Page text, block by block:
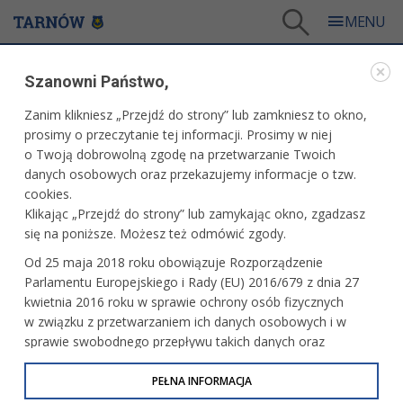
Warsztaty plastyczne „Dla Ciebie, Mamo!”
WARTO PRZECZYTAĆ
WARSZTATY PLASTYCZNE „DLA CIEBIE, MAMO!”
18.05.2026, 14:40 Redakcja tarnow.pl
Z okazji przypadającego w przyszłym tygodniu Dnia Matki,
Biblioteka Pedagogiczna przy ul. Nowy Świat 30, w sobotę,
23 maja zaprasza mamy i dzieci (w wieku powyżej 4 lat) na
twórcze warsztaty plastyczne „Dla Ciebie, Mamo!”.
Szanowni Państwo,
Zanim klikniesz „Przejdź do strony” lub zamkniesz to okno,
prosimy o przeczytanie tej informacji. Prosimy w niej
o Twoją dobrowolną zgodę na przetwarzanie Twoich
danych osobowych oraz przekazujemy informacje o tzw.
cookies.
Klikając „Przejdź do strony” lub zamykając okno, zgadzasz
się na poniższe. Możesz też odmówić zgody.
Od 25 maja 2018 roku obowiązuje Rozporządzenie
Parlamentu Europejskiego i Rady (EU) 2016/679 z dnia 27
kwietnia 2016 roku w sprawie ochrony osób fizycznych
w związku z przetwarzaniem ich danych osobowych i w
sprawie swobodnego przepływu takich danych oraz
uchylenia dyrektywy 95/46/WE (określane jako RODO, GDPR
lub Ogólne Rozporządzenie o Ochronie Danych
PEŁNA INFORMACJA